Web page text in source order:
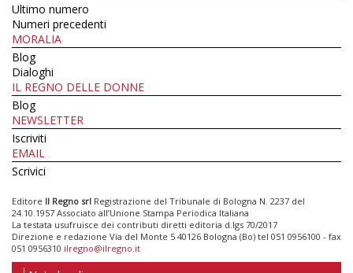
Ultimo numero
Numeri precedenti
MORALIA
Blog
Dialoghi
IL REGNO DELLE DONNE
Blog
NEWSLETTER
Iscriviti
EMAIL
Scrivici
Editore Il Regno srl Registrazione del Tribunale di Bologna N. 2237 del
24.10.1957 Associato all’Unione Stampa Periodica Italiana
La testata usufruisce dei contributi diretti editoria d.lgs 70/2017
Direzione e redazione Via del Monte 5 40126 Bologna (Bo) tel 051 0956100 - fax
051 0956310 ilregno@ilregno.it